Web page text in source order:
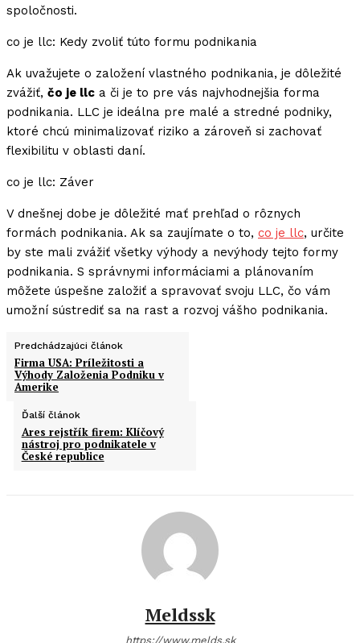
spoločnosti.
co je llc: Kedy zvoliť túto formu podnikania
Ak uvažujete o založení vlastného podnikania, je dôležité
zvážiť, čo je llc a či je to pre vás najvhodnejšia forma
podnikania. LLC je ideálna pre malé a stredné podniky,
ktoré chcú minimalizovať riziko a zároveň si zachovať
flexibilitu v oblasti daní.
co je llc: Záver
V dnešnej dobe je dôležité mať prehľad o rôznych
formách podnikania. Ak sa zaujímate o to, co je llc, určite
by ste mali zvážiť všetky výhody a nevýhody tejto formy
podnikania. S správnymi informáciami a plánovaním
môžete úspešne založiť a spravovať svoju LLC, čo vám
umožní sústrediť sa na rast a rozvoj vášho podnikania.
Predchádzajúci článok
Firma USA: Príležitosti a
Výhody Založenia Podniku v
Amerike
Ďalší článok
Ares rejstřík firem: Klíčový
nástroj pro podnikatele v
České republice
Meldssk
https://www.melds.sk